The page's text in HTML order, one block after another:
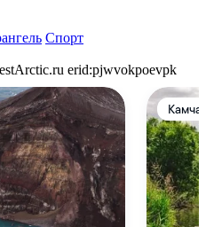
Спорт
erid:pjwvokpoevpk